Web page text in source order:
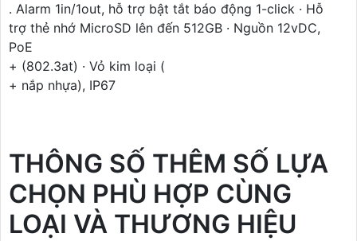
. Alarm 1in/1out, hỗ trợ bật tắt báo động 1-click · Hỗ
trợ thẻ nhớ MicroSD lên đến 512GB · Nguồn 12vDC,
PoE
+ (802.3at) · Vỏ kim loại (
+ nắp nhựa), IP67
THÔNG SỐ THÊM SỐ LỰA
CHỌN PHÙ HỢP CÙNG
LOẠI VÀ THƯƠNG HIỆU